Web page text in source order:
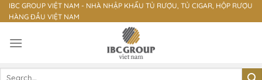
Skip
to
IBC GROUP VIỆT NAM - NHÀ NHẬP KHẨU TỦ RƯỢU, TỦ CIGAR, HỘP RƯỢU
HÀNG ĐẦU VIỆT NAM
Search